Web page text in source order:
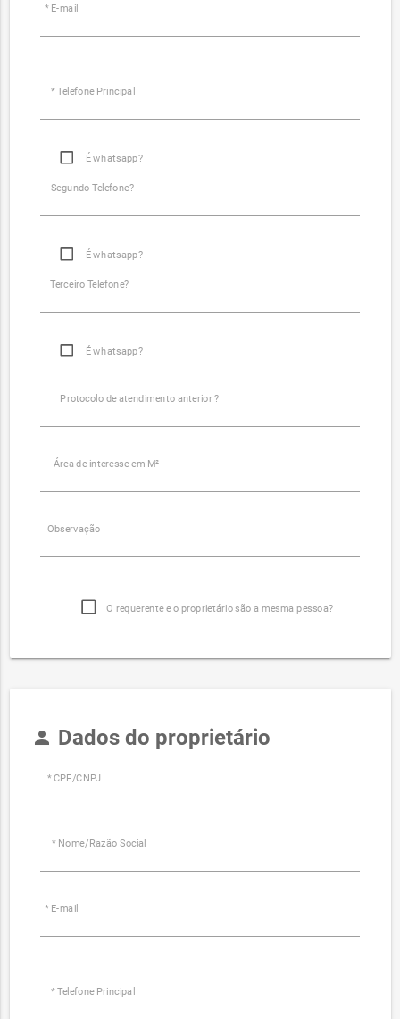
* E-mail
* Telefone Principal
É whatsapp?
Segundo Telefone?
É whatsapp?
Terceiro Telefone?
É whatsapp?
Protocolo de atendimento anterior ?
Área de interesse em M²
Observação
O requerente e o proprietário são a mesma pessoa?
person Dados do proprietário
* CPF/CNPJ
* Nome/Razão Social
* E-mail
* Telefone Principal